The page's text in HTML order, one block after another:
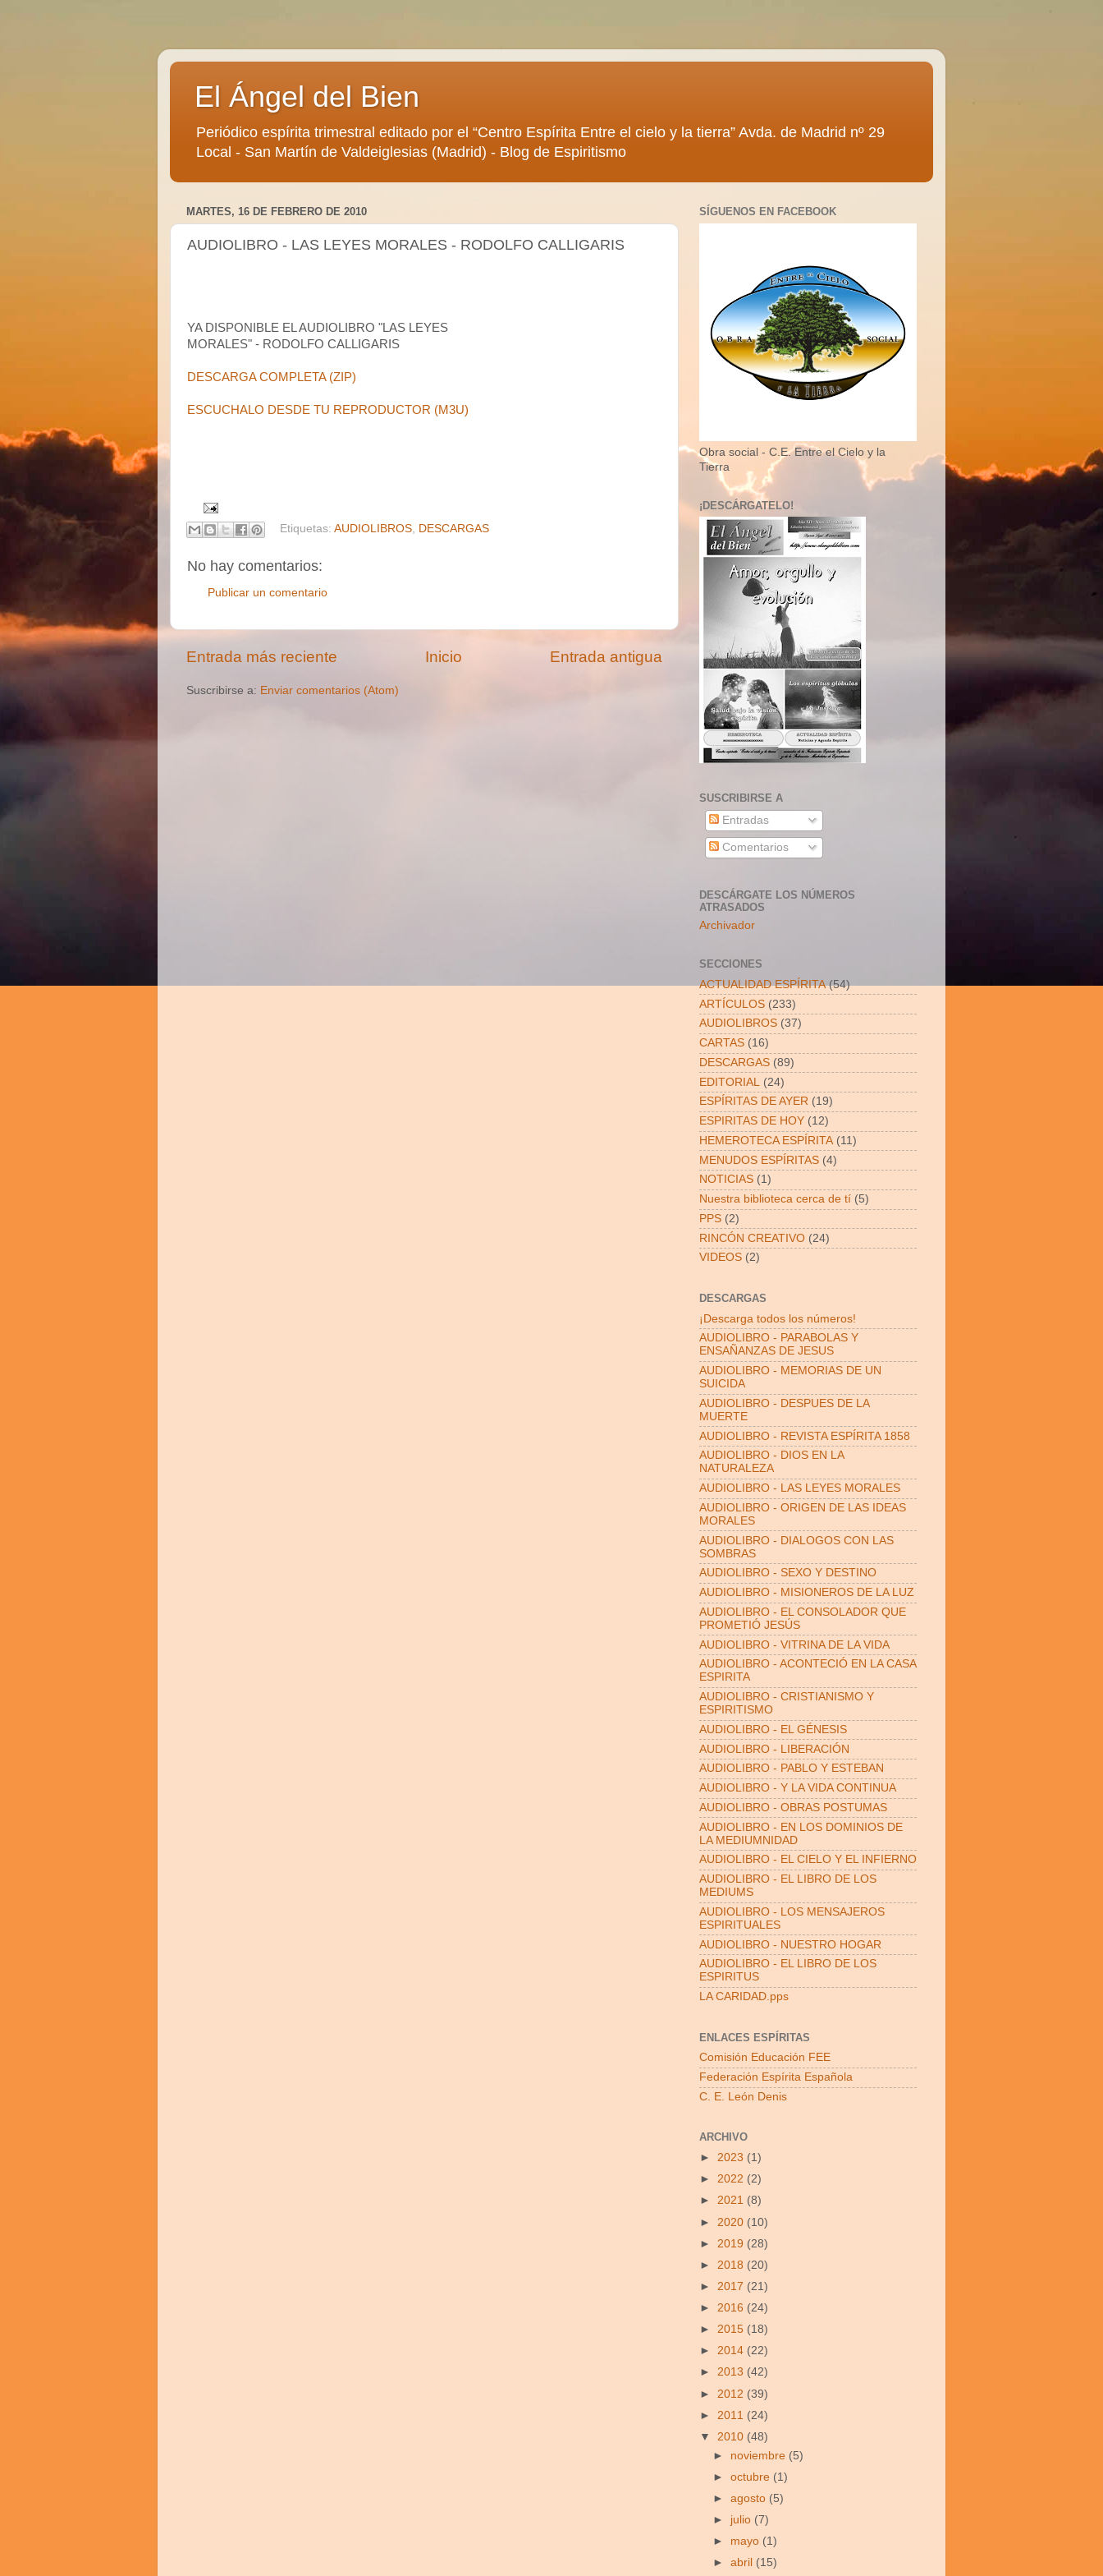
El Ángel del Bien
Periódico espírita trimestral editado por el “Centro Espírita Entre el cielo y la tierra” Avda. de Madrid nº 29
Local - San Martín de Valdeiglesias (Madrid) - Blog de Espiritismo
MARTES, 16 DE FEBRERO DE 2010
AUDIOLIBRO - LAS LEYES MORALES - RODOLFO CALLIGARIS
YA DISPONIBLE EL AUDIOLIBRO "LAS LEYES
MORALES" - RODOLFO CALLIGARIS
DESCARGA COMPLETA (ZIP)
ESCUCHALO DESDE TU REPRODUCTOR (M3U)
Etiquetas: AUDIOLIBROS, DESCARGAS
No hay comentarios:
Publicar un comentario
Entrada más reciente Entrada antigua
Inicio
Suscribirse a: Enviar comentarios (Atom)
SÍGUENOS EN FACEBOOK
Obra social - C.E. Entre el Cielo y la
Tierra
¡DESCÁRGATELO!
SUSCRIBIRSE A
Entradas
Comentarios
DESCÁRGATE LOS NÚMEROS
ATRASADOS
Archivador
SECCIONES
ACTUALIDAD ESPÍRITA (54)
ARTÍCULOS (233)
AUDIOLIBROS (37)
CARTAS (16)
DESCARGAS (89)
EDITORIAL
(24)
ESPÍRITAS DE AYER (19)
ESPIRITAS DE HOY (12)
HEMEROTECA ESPÍRITA (11)
MENUDOS ESPÍRITAS (4)
NOTICIAS (1)
Nuestra biblioteca cerca de tí (5)
PPS (2)
RINCÓN CREATIVO (24)
VIDEOS (2)
DESCARGAS
¡Descarga todos los números!
AUDIOLIBRO - PARABOLAS Y
ENSAÑANZAS DE JESUS
AUDIOLIBRO - MEMORIAS DE UN
SUICIDA
AUDIOLIBRO - DESPUES DE LA
MUERTE
AUDIOLIBRO - REVISTA ESPÍRITA 1858
AUDIOLIBRO - DIOS EN LA
NATURALEZA
AUDIOLIBRO - LAS LEYES MORALES
AUDIOLIBRO - ORIGEN DE LAS IDEAS
MORALES
AUDIOLIBRO - DIALOGOS CON LAS
SOMBRAS
AUDIOLIBRO - SEXO Y DESTINO
AUDIOLIBRO - MISIONEROS DE LA LUZ
AUDIOLIBRO - EL CONSOLADOR QUE
PROMETIÓ JESÚS
AUDIOLIBRO - VITRINA DE LA VIDA
AUDIOLIBRO - ACONTECIÓ EN LA CASA
ESPIRITA
AUDIOLIBRO - CRISTIANISMO Y
ESPIRITISMO
AUDIOLIBRO - EL GÉNESIS
AUDIOLIBRO - LIBERACIÓN
AUDIOLIBRO - PABLO Y ESTEBAN
AUDIOLIBRO - Y LA VIDA CONTINUA
AUDIOLIBRO - OBRAS POSTUMAS
AUDIOLIBRO - EN LOS DOMINIOS DE
LA MEDIUMNIDAD
AUDIOLIBRO - EL CIELO Y EL INFIERNO
AUDIOLIBRO - EL LIBRO DE LOS
MEDIUMS
AUDIOLIBRO - LOS MENSAJEROS
ESPIRITUALES
AUDIOLIBRO - NUESTRO HOGAR
AUDIOLIBRO - EL LIBRO DE LOS
ESPIRITUS
LA CARIDAD.pps
ENLACES ESPÍRITAS
Comisión Educación FEE
Federación Espírita Española
C. E. León Denis
ARCHIVO
► 2023 (1)
► 2022 (2)
► 2021 (8)
► 2020 (10)
► 2019 (28)
► 2018 (20)
► 2017 (21)
► 2016 (24)
► 2015 (18)
► 2014 (22)
► 2013 (42)
► 2012 (39)
► 2011 (24)
▼ 2010 (48)
► noviembre (5)
►octubre (1)
►agosto (5)
► julio (7)
► mayo (1)
►abril (15)